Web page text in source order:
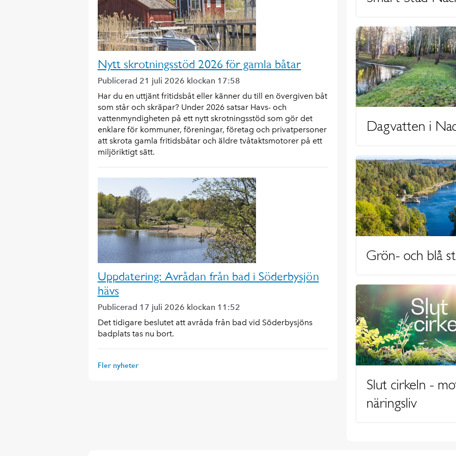
Nytt skrotningsstöd 2026 för gamla båtar
Publicerad 21 juli 2026 klockan 17:58
Har du en uttjänt fritidsbåt eller känner du till en övergiven båt
som står och skräpar? Under 2026 satsar Havs- och
vattenmyndigheten på ett nytt skrotningsstöd som gör det
enklare för kommuner, föreningar, företag och privatpersoner
att skrota gamla fritidsbåtar och äldre tvåtaktsmotorer på ett
miljöriktigt sätt.
Uppdatering: Avrådan från bad i Söderbysjön
hävs
Publicerad 17 juli 2026 klockan 11:52
Det tidigare beslutet att avråda från bad vid Söderbysjöns
badplats tas nu bort.
Fler nyheter
Dagvatten i
Grön- och blå
Slut cirkeln -
näringsliv